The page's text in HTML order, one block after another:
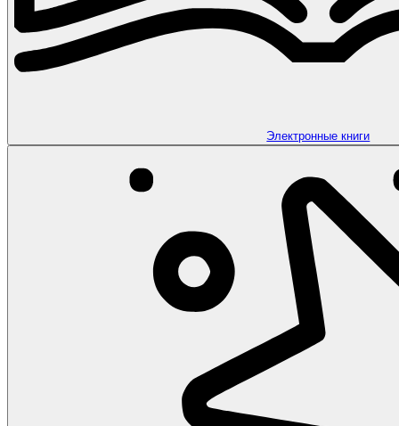
Электронные книги